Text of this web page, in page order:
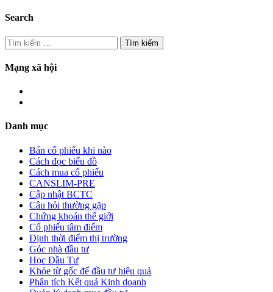
Search
Tìm
kiếm
cho:
Mạng xã hội
Danh mục
Bán cổ phiếu khi nào
Cách đọc biểu đồ
Cách mua cổ phiếu
CANSLIM-PRE
Cập nhật BCTC
Câu hỏi thường gặp
Chứng khoán thế giới
Cổ phiếu tâm điểm
Định thời điểm thị trường
Góc nhà đầu tư
Học Đầu Tư
Khỏe từ gốc để đầu tư hiệu quả
Phân tích Kết quả Kinh doanh